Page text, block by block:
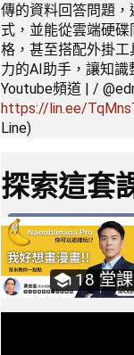
傳的資料回答問題
式，並能從雲端硬
格，甚至搭配外掛
力的AI助手，讓知識
Youtube頻道 | /
https://lin.ee/
Line)
探索這套
18 堂課